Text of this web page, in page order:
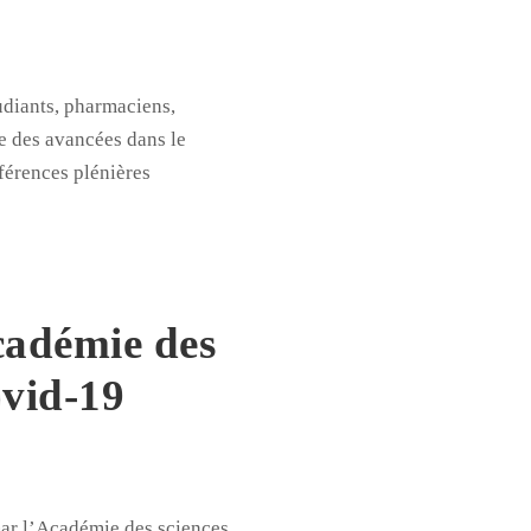
pharmaciens,
avancées dans le
plénières
des
19